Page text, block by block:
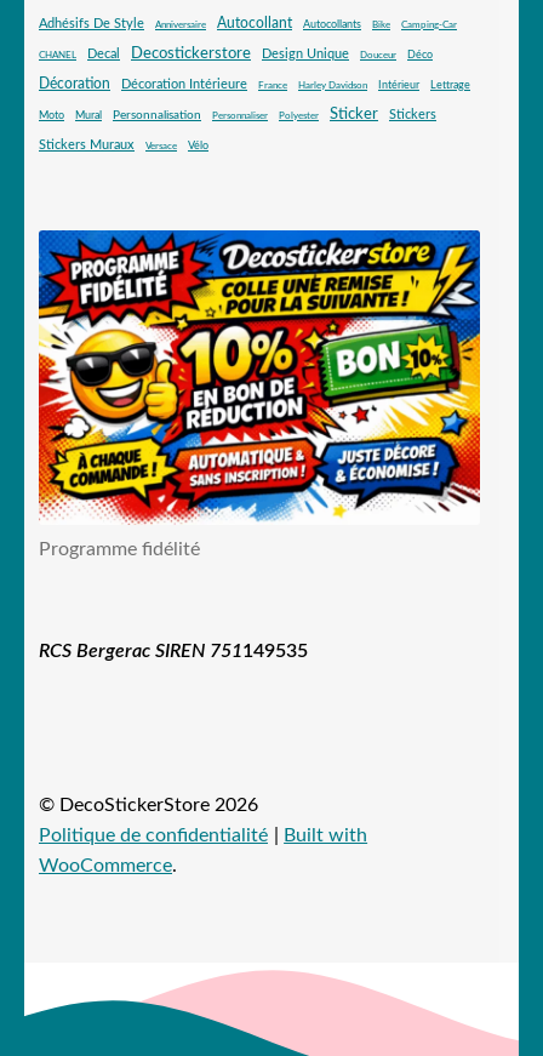
Adhésifs De Style Anniversaire Autocollant Autocollants Bike Camping-Car
CHANEL Decal Decostickerstore Design Unique Douceur Déco
Décoration Décoration Intérieure France Harley Davidson Intérieur Lettrage
Moto Mural Personnalisation Personnaliser Polyester Sticker Stickers
Stickers Muraux Versace Vélo
Programme fidélité
RCS Bergerac SIREN 751149535
© DecoStickerStore 2026
Politique de confidentialité
Built with
WooCommerce.